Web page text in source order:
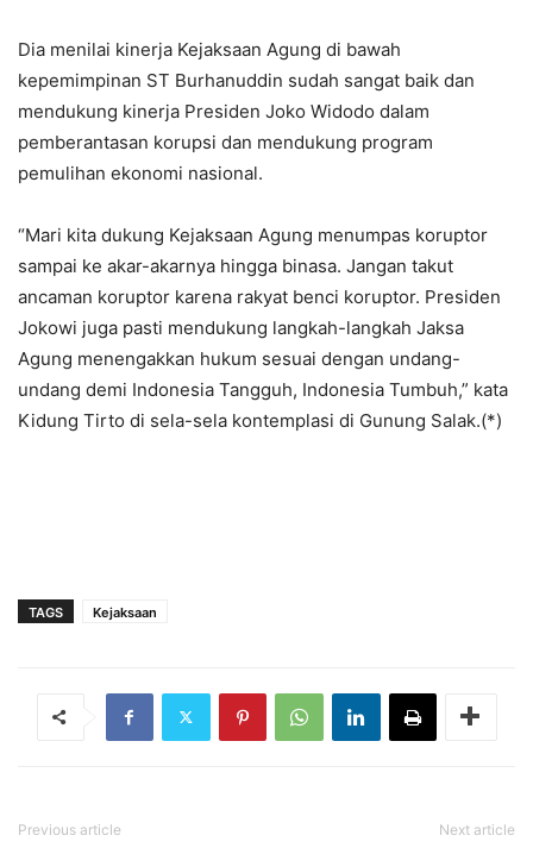
Dia menilai kinerja Kejaksaan Agung di bawah
kepemimpinan ST Burhanuddin sudah sangat baik dan
mendukung kinerja Presiden Joko Widodo dalam
pemberantasan korupsi dan mendukung program
pemulihan ekonomi nasional.
“Mari kita dukung Kejaksaan Agung menumpas koruptor
sampai ke akar-akarnya hingga binasa. Jangan takut
ancaman koruptor karena rakyat benci koruptor. Presiden
Jokowi juga pasti mendukung langkah-langkah Jaksa
Agung menengakkan hukum sesuai dengan undang-
undang demi Indonesia Tangguh, Indonesia Tumbuh,” kata
Kidung Tirto di sela-sela kontemplasi di Gunung Salak.(*)
TAGS Kejaksaan
Previous article Next article